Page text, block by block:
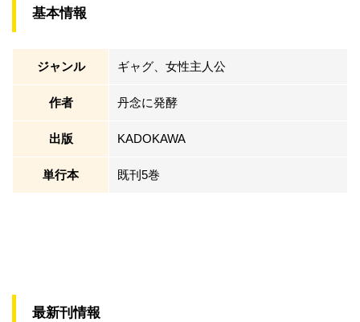
基本情報
ジャンル ギャグ、女性主人公
作者 丹念に発酵
出版 KADOKAWA
単行本 既刊5巻
最新刊情報